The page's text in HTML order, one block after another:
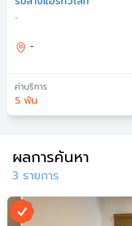
-
-
ค่าบริการ
5 พัน
ผลการค้นหา
3 รายการ